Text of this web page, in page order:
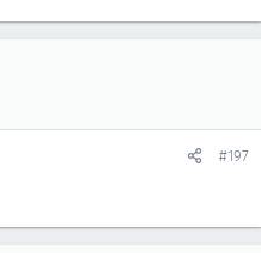
#197